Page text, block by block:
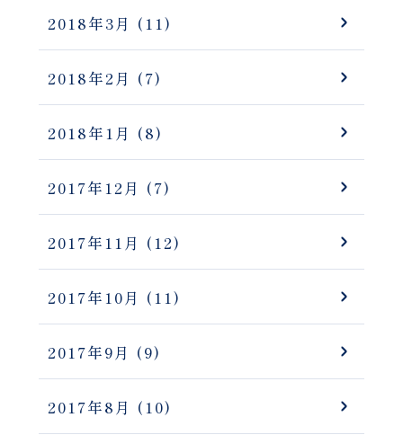
2018年3月 (11)
2018年2月 (7)
2018年1月 (8)
2017年12月 (7)
2017年11月 (12)
2017年10月 (11)
2017年9月 (9)
2017年8月 (10)